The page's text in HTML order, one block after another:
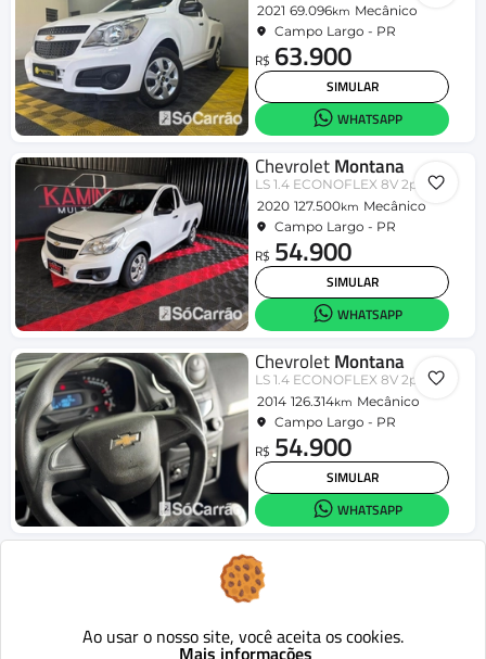
2021 69.096km Mecânico
Campo Largo - PR
R$ 63.900
SIMULAR
WHATSAPP
ChevroletMontana
LS 1.4 ECONOFLEX 8V 2p
2020 127.500km Mecânico
Campo Largo - PR
R$ 54.900
SIMULAR
WHATSAPP
ChevroletMontana
LS 1.4 ECONOFLEX 8V 2p
2014 126.314km Mecânico
Campo Largo - PR
R$ 54.900
SIMULAR
WHATSAPP
Chevrolet
2010
R$ 32.900
Ao usar o nosso site, você aceita os cookies.
Mais informações